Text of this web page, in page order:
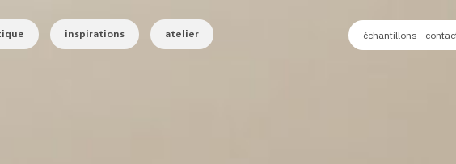
inspirations atelier échantillons